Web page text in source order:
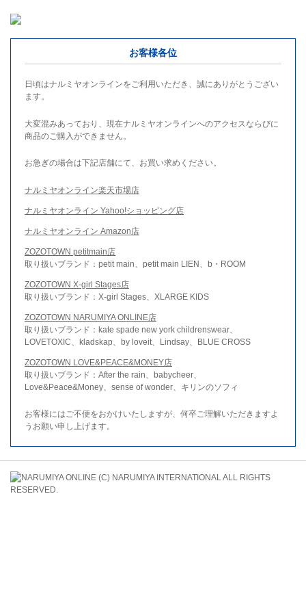
お客様各位
日頃はナルミヤオンラインをご利用いただき、誠にありがとうござい
ます。
大変混みあっており、現在ナルミヤオンラインへのアクセスならびに
商品のご購入ができません。
お急ぎの場合は下記店舗にて、お買い求めください。
ナルミヤオンライン楽天市場店
ナルミヤオンライン Yahoo!ショッピング店
ナルミヤオンライン Amazon店
ZOZOTOWN petitmain店
取り扱いブランド：petit main、petit main LIEN、b・ROOM
ZOZOTOWN X-girl Stages店
取り扱いブランド：X-girl Stages、XLARGE KIDS
ZOZOTOWN NARUMIYA ONLINE店
取り扱いブランド：kate spade new york childrenswear、
LOVETOXIC、kladskap、by loveit、Lindsay、BLUE CROSS
ZOZOTOWN LOVE&PEACE&MONEY店
取り扱いブランド：After the rain、babycheer、
Love&Peace&Money、sense of wonder、キリンのソフィ
お客様にはご不便をおかけいたしますが、何卒ご理解いただきますよ
うお願い申し上げます。